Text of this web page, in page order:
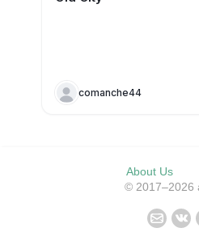
comanche44
About Us
© 2017–2026